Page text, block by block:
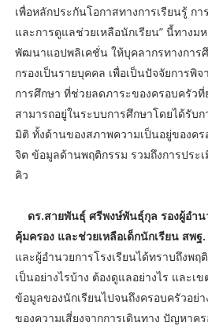
เพื่อหลักประกันโอกาสทางการเรียนรู้ ก
และการดูแลช่วยเหลือนักเรียน” นี้ทางม
พัฒนาแอปพลิเคชั่น ให้บุคลากรทางการ
กรองเป็นรายบุคคล เพื่อเป็นปัจจัยการ
การศึกษา ที่ช่วยลดภาระของครอบครัว
สามารถอยู่ในระบบการศึกษาโดยได้รับ
มิติ ทั้งด้านของสภาพความเป็นอยู่ของค
จิต ข้อมูลด้านพฤติกรรม รวมถึงการประ
คิว
ดร.สายพันธุ์ ศรีพงษ์พันธุ์กุล รองผู้อำ
คุ้มครอง และช่วยเหลือเด็กนักเรียน สพฐ.
และผู้อำนวยการโรงเรียนได้ทราบถึงพฤ
เป็นอย่างไรบ้าง ต้องดูแลอย่างไร และเ
ข้อมูลของนักเรียนไปจนถึงครอบครัวอย่
ของความเสี่ยงจากการเดินทาง ปัญหาค